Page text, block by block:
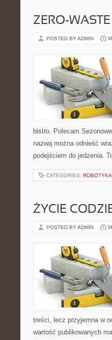
ZERO-
POSTED BY ADMIN
bistro. Polecam
nazwą można odnieść
podejściem do jedzenia.
CATEGORIES:
ŻYCIE
POSTED BY ADMIN
treści, lecz przyjemna w
wartość publikowanych